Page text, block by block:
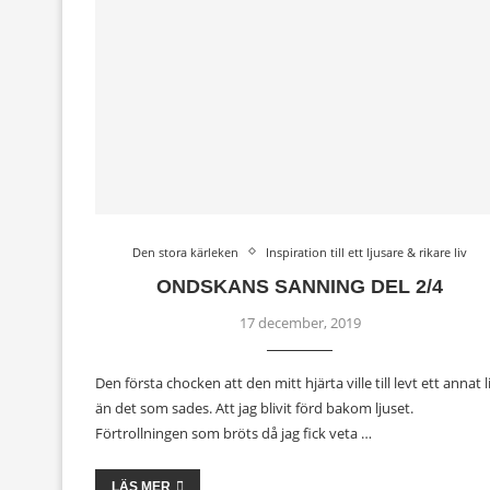
Den stora kärleken Inspiration till ett ljusare & rikare liv
ONDSKANS SANNING DEL 2/4
17 december, 2019
Den första chocken att den mitt hjärta ville till levt ett annat
än det som sades. Att jag blivit förd bakom ljuset.
Förtrollningen som bröts då jag fick veta …
LÄS MER